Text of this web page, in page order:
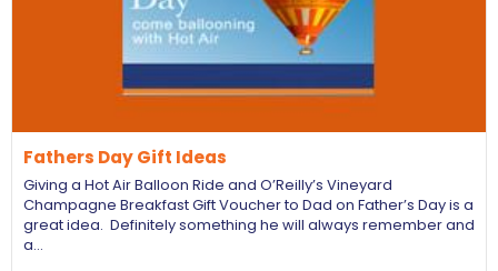
Fathers Day Gift Ideas
Giving a Hot Air Balloon Ride and O’Reilly’s Vineyard
Champagne Breakfast Gift Voucher to Dad on Father’s Day is a
great idea. Definitely something he will always remember and
a…